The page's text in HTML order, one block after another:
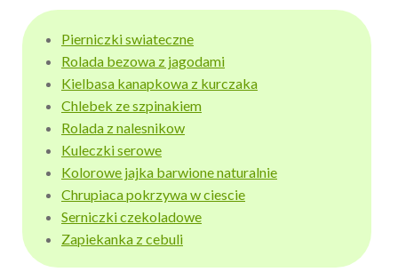
Pierniczki swiateczne
Rolada bezowa z jagodami
Kielbasa kanapkowa z kurczaka
Chlebek ze szpinakiem
Rolada z nalesnikow
Kuleczki serowe
Kolorowe jajka barwione naturalnie
Chrupiaca pokrzywa w ciescie
Serniczki czekoladowe
Zapiekanka z cebuli